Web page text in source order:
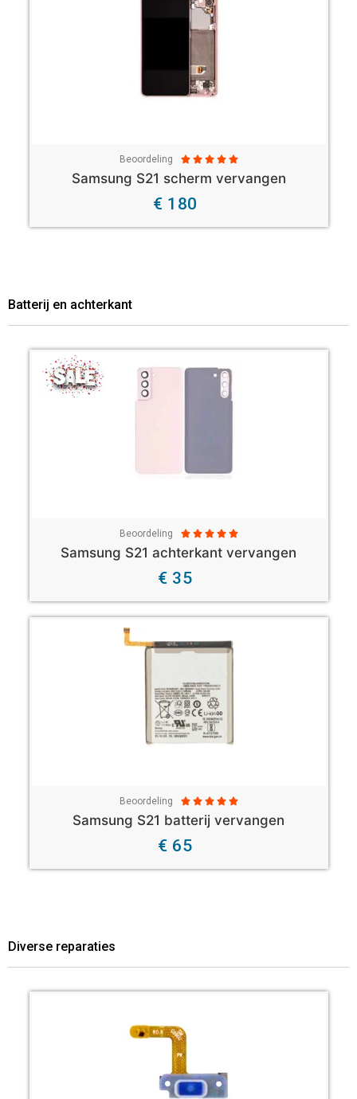
Beoordeling     
Samsung S21 scherm vervangen
€ 180
Batterij en achterkant
Beoordeling     
Samsung S21 achterkant vervangen
€ 35
Beoordeling     
Samsung S21 batterij vervangen
€ 65
Diverse reparaties